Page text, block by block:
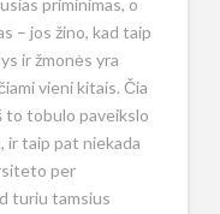
priminimas, o
– jos žino, kad taip
ir žmonės yra
vieni kitais. Čia
to tobulo paveikslo
ir taip pat niekada
per
turiu tamsius